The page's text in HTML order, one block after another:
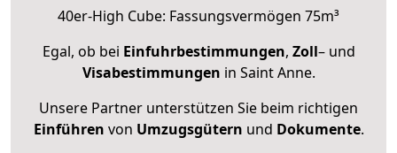
40er-High Cube: Fassungsvermögen 75m³
Egal, ob bei Einfuhrbestimmungen, Zoll– und
Visabestimmungen in Saint Anne.
Unsere Partner unterstützen Sie beim richtigen
Einführen von Umzugsgütern und Dokumente.